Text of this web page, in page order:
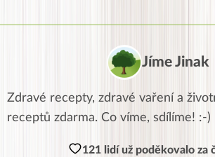
Jíme Jinak
Zdravé recepty, zdravé vaření a
receptů zdarma. Co víme, sdílíme! :-)
121 lidí už poděkovalo za